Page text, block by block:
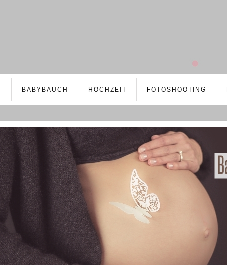
BABYBAUCH HOCHZEIT FOTOSHOOTING